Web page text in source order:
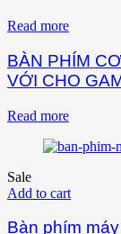
Read more
BÀN PHÍM
VỚI CHO
Read more
Sale
Add to cart
Bàn phím